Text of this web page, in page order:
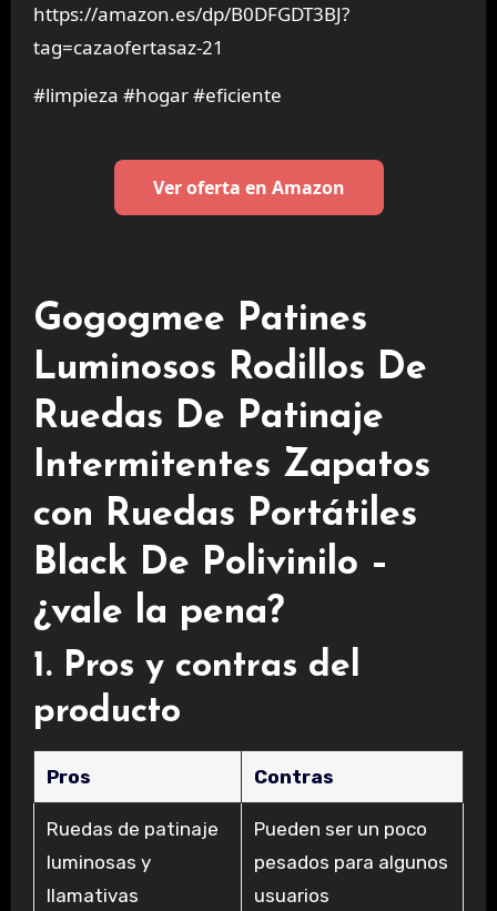
https://amazon.es/dp/B0DFGDT3BJ?
tag=cazaofertasaz-21
#limpieza #hogar #eficiente
Ver oferta en Amazon
Gogogmee Patines
Luminosos Rodillos De
Ruedas De Patinaje
Intermitentes Zapatos
con Ruedas Portátiles
Black De Polivinilo –
¿vale la pena?
1. Pros y contras del
producto
Pros Contras
Ruedas de patinaje
luminosas y
llamativas
Pueden ser un poco
pesados para algunos
usuarios